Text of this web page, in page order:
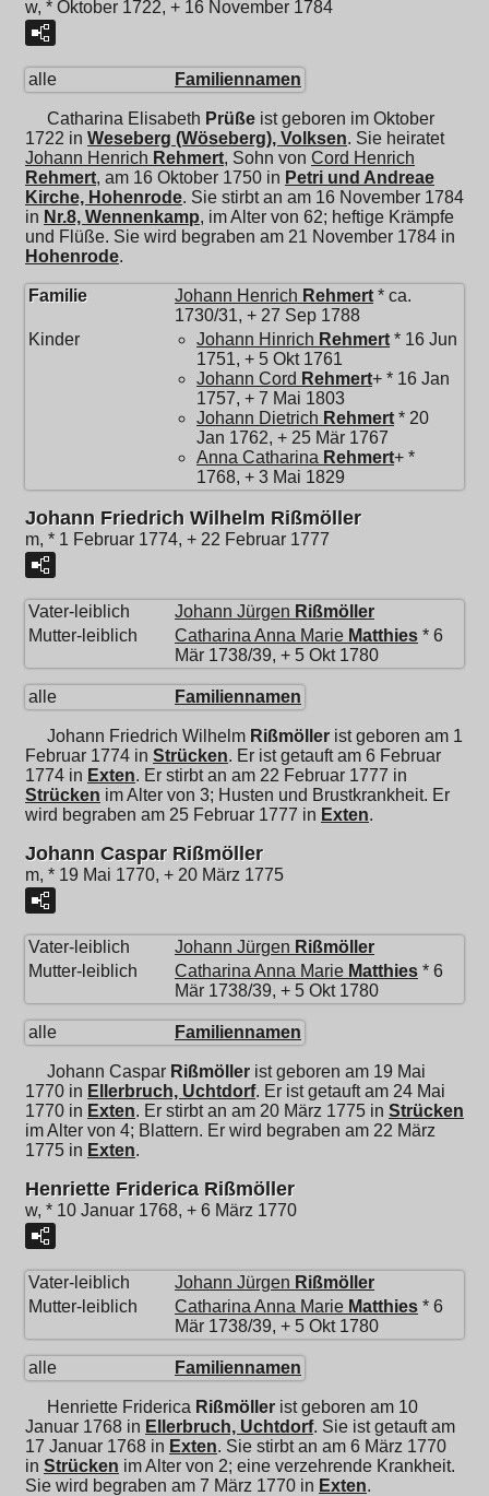
w, * Oktober 1722, + 16 November 1784
alle Familiennamen
Catharina Elisabeth Prüße ist geboren im Oktober
1722 in Weseberg (Wöseberg), Volksen. Sie heiratet
Johann Henrich Rehmert, Sohn von Cord Henrich
Rehmert, am 16 Oktober 1750 in Petri und Andreae
Kirche, Hohenrode. Sie stirbt an am 16 November 1784
in Nr.8, Wennenkamp, im Alter von 62; heftige Krämpfe
und Flüße. Sie wird begraben am 21 November 1784 in
Hohenrode.
Familie Johann Henrich Rehmert * ca.
1730/31, + 27 Sep 1788
Kinder
Johann Hinrich Rehmert * 16 Jun
1751, + 5 Okt 1761
Johann Cord Rehmert+ * 16 Jan
1757, + 7 Mai 1803
Johann Dietrich Rehmert * 20
Jan 1762, + 25 Mär 1767
Anna Catharina Rehmert+ *
1768, + 3 Mai 1829
Johann Friedrich Wilhelm Rißmöller
m, * 1 Februar 1774, + 22 Februar 1777
Vater-leiblich Johann Jürgen Rißmöller
Mutter-leiblich
Catharina Anna Marie Matthies * 6
Mär 1738/39, + 5 Okt 1780
alle Familiennamen
Johann Friedrich Wilhelm Rißmöller ist geboren am 1
Februar 1774 in Strücken. Er ist getauft am 6 Februar
1774 in Exten. Er stirbt an am 22 Februar 1777 in
Strücken im Alter von 3; Husten und Brustkrankheit. Er
wird begraben am 25 Februar 1777 in Exten.
Johann Caspar Rißmöller
m, * 19 Mai 1770, + 20 März 1775
Vater-leiblich Johann Jürgen Rißmöller
Mutter-leiblich
Catharina Anna Marie Matthies * 6
Mär 1738/39, + 5 Okt 1780
alle Familiennamen
Johann Caspar Rißmöller ist geboren am 19 Mai
1770 in Ellerbruch, Uchtdorf. Er ist getauft am 24 Mai
1770 in Exten. Er stirbt an am 20 März 1775 in Strücken
im Alter von 4; Blattern. Er wird begraben am 22 März
1775 in Exten.
Henriette Friderica Rißmöller
w, * 10 Januar 1768, + 6 März 1770
Vater-leiblich Johann Jürgen Rißmöller
Mutter-leiblich
Catharina Anna Marie Matthies * 6
Mär 1738/39, + 5 Okt 1780
alle Familiennamen
Henriette Friderica Rißmöller ist geboren am 10
Januar 1768 in Ellerbruch, Uchtdorf. Sie ist getauft am
17 Januar 1768 in Exten. Sie stirbt an am 6 März 1770
in Strücken im Alter von 2; eine verzehrende Krankheit.
Sie wird begraben am 7 März 1770 in Exten.